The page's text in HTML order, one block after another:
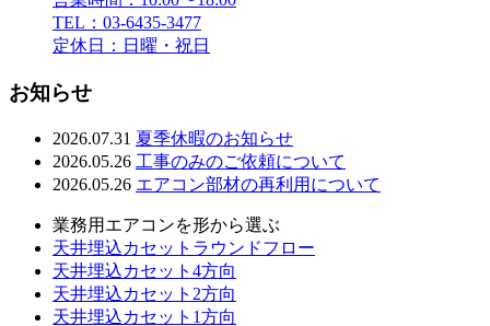
TEL：03-6435-3477
定休日：日曜・祝日
お知らせ
2026.07.31 夏季休暇のお知らせ
2026.05.26 工事のみのご依頼について
2026.05.26 エアコン部材の再利用について
業務用エアコンを形から選ぶ
天井埋込カセットラウンドフロー
天井埋込カセット4方向
天井埋込カセット2方向
天井埋込カセット1方向